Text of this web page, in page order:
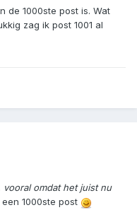
de 1000ste post is. Wat
zag ik post 1001 al
omdat het juist nu
1000ste post